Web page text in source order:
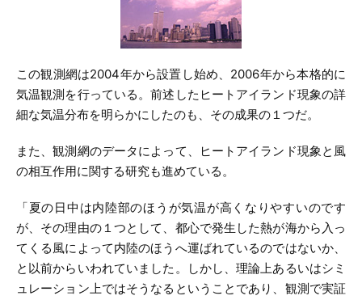
この観測網は2004年から設置し始め、2006年から本格的に
気温観測を行っている。前述したヒートアイランド現象の詳
細な気温分布を明らかにしたのも、その成果の１つだ。
また、観測網のデータによって、ヒートアイランド現象と風
の相互作用に関する研究も進めている。
「夏の日中は内陸部のほうが気温が高くなりやすいのです
が、その理由の１つとして、都心で発生した熱が海から入っ
てくる風によって内陸のほうへ運ばれているのではないか、
と以前からいわれていました。しかし、理論上あるいはシミ
ュレーション上ではそうなるということであり、観測で実証